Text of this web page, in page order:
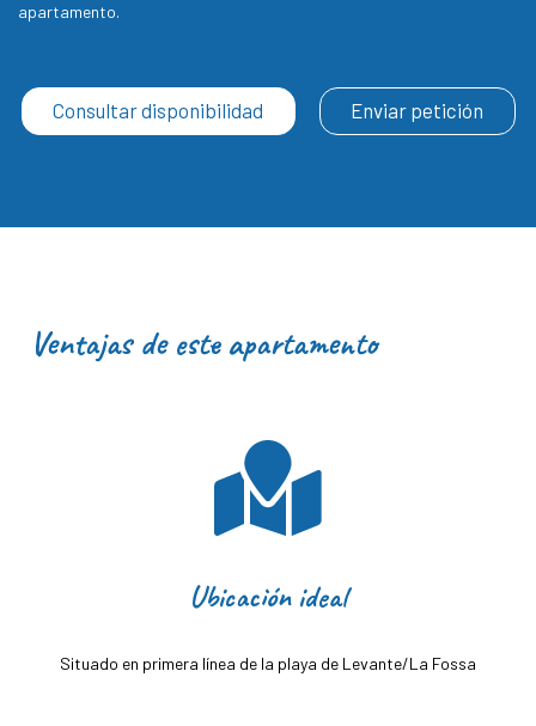
apartamento.
Consultar disponibilidad Enviar petición
Ventajas de este apartamento
Ubicación ideal
Situado en primera línea de la playa de Levante/La Fossa